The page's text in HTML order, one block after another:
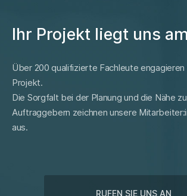
Ihr Projekt liegt uns
Über 200 qualifizierte Fachleute engagieren
Projekt.
Die Sorgfalt bei der Planung und die Nähe
Auftraggebern zeichnen unsere
aus.
RUFEN SIE UNS AN